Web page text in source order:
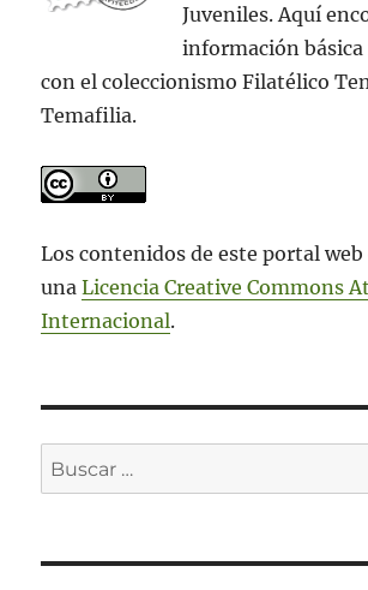
Juveniles. Aquí
información
con el coleccionismo Filatélico
Temafilia.
Los contenidos de este portal web
unaLicencia Creative Commons
Internacional.
Buscar
por: